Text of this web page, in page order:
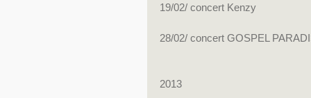
19/02/ concert Kenzy
28/02/ concert GOSPEL
2013